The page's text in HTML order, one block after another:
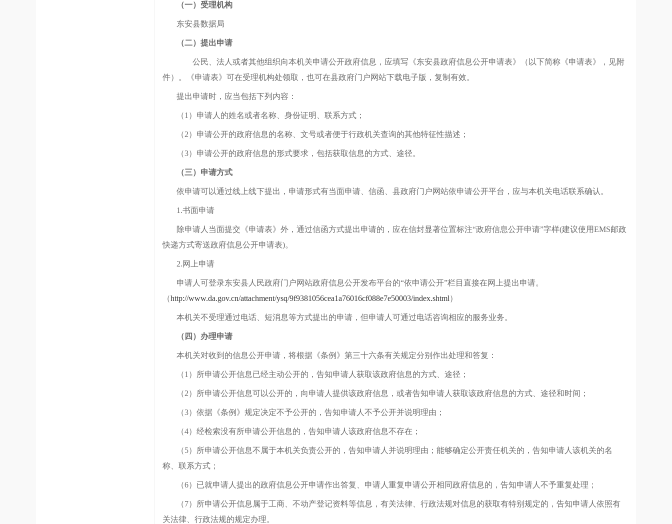
（一）受理机构
东安县数据局
（二）提出申请
公民、法人或者其他组织向本机关申请公开政府信息，应填写《东安县政府信息公开申请表》（以下简称《申请表》，见附
件）。《申请表》可在受理机构处领取，也可在县政府门户网站下载电子版，复制有效。
提出申请时，应当包括下列内容：
（1）申请人的姓名或者名称、身份证明、联系方式；
（2）申请公开的政府信息的名称、文号或者便于行政机关查询的其他特征性描述；
（3）申请公开的政府信息的形式要求，包括获取信息的方式、途径。
（三）申请方式
依申请可以通过线上线下提出，申请形式有当面申请、信函、 县政府门户网站依申请公开平台，应与本机关电话联系确认。
1.书面申请
除申请人当面提交《申请表》外，通过信函方式提出申请的，应在信封显著位置标注“政府信息公开申请”字样(建议使用EMS邮政
快递方式寄送政府信息公开申请表)。
2.网上申请
申请人可登录东安县 人民政府门户网站政府信息公开发布平台的“依申请公开”栏目直接在网上提出申请。
（http://www.da.gov.cn/attachment/ysq/9f9381056cea1a76016cf088e7e50003/index.shtml）
本机关不受理通过电话、短消息等方式提出的申请，但申请人可通过电话咨询相应的服务业务。
（四）办理申请
本机关对收到的信息公开申请，将根据《条例》第三十六条有关规定分别作出处理和答复：
（1）所申请公开信息已经主动公开的，告知申请人获取该政府信息的方式、途径；
（2）所申请公开信息可以公开的，向申请人提供该政府信息，或者告知申请人获取该政府信息的方式、途径和时间；
（3）依据《条例》规定决定不予公开的，告知申请人不予公开并说明理由；
（4）经检索没有所申请公开信息的，告知申请人该政府信息不存在；
（5）所申请公开信息不属于本机关负责公开的，告知申请人并说明理由；能够确定公开责任机关的，告知申请人该机关的名
称、联系方式；
（6）已就申请人提出的政府信息公开申请作出答复、申请人重复申请公开相同政府信息的，告知申请人不予重复处理；
（7）所申请公开信息属于工商、不动产登记资料等信息，有关法律、行政法规对信息的获取有特别规定的，告知申请人依照有
关法律、行政法规的规定办理。